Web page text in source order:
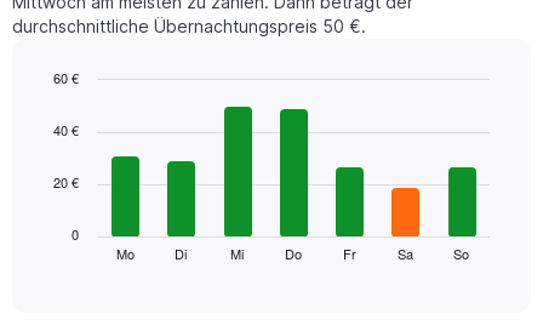
Monat
an.
Diagramm
die
Monate
durchschnittliche Übernachtungspreis 50 €.
chart
bars.
Das
folgendeMo Di Mi Do Fr Sa So
0
20 €
40 €
60 €